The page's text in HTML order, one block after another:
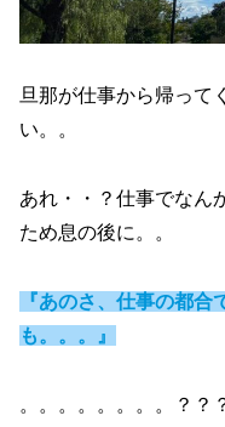
旦那が仕事から帰って
い。。
あれ・・？仕事でなん
ため息の後に。。
『あのさ、仕事の都
も。。。』
。。。。。。。。？？